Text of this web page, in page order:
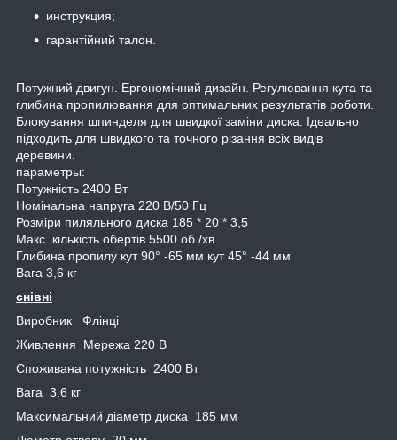
инструкция;
гарантійний талон.
Потужний двигун. Ергономічний дизайн. Регулювання кута та
глибина пропилювання для оптимальних результатів роботи.
Блокування шпинделя для швидкої заміни диска. Ідеально
підходить для швидкого та точного різання всіх видів
деревини.
параметры:
Потужність 2400 Вт
Номінальна напруга 220 В/50 Гц
Розміри пиляльного диска 185 * 20 * 3,5
Макс. кількість обертів 5500 об./хв
Глибина пропилу кут 90° -65 мм кут 45° -44 мм
Вага 3,6 кг
снівні
Виробник Флінці
Живлення Мережа 220 В
Споживана потужність 2400 Вт
Вага 3.6 кг
Максимальний діаметр диска 185 мм